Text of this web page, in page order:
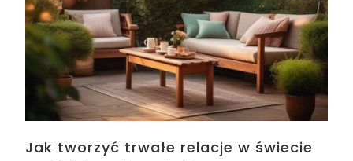
Jak tworzyć trwałe relacje w świecie